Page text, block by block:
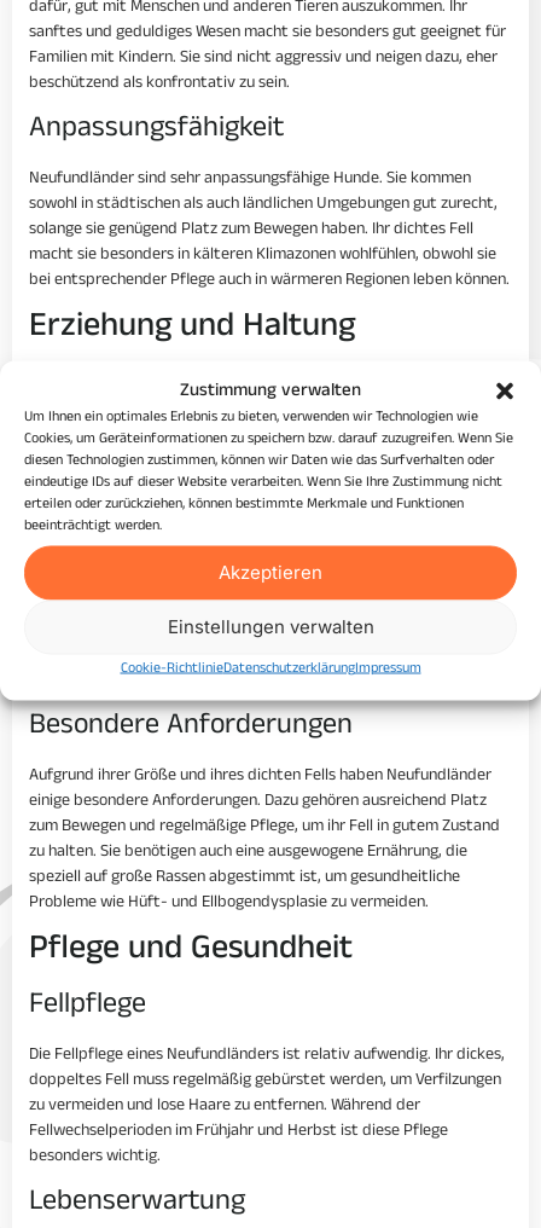
Zustimmung verwalten
Um Ihnen ein optimales Erlebnis zu bieten, verwenden wir Technologien wie
Cookies, um Geräteinformationen zu speichern bzw. darauf zuzugreifen. Wenn Sie
diesen Technologien zustimmen, können wir Daten wie das Surfverhalten oder
eindeutige IDs auf dieser Website verarbeiten. Wenn Sie Ihre Zustimmung nicht
erteilen oder zurückziehen, können bestimmte Merkmale und Funktionen
beeinträchtigt werden.
Akzeptieren
Einstellungen verwalten
Cookie-RichtlinieDatenschutzerklärungImpressum
dafür, gut mit Menschen und anderen Tieren auszukommen. Ihr
sanftes und geduldiges Wesen macht sie besonders gut geeignet für
Familien mit Kindern. Sie sind nicht aggressiv und neigen dazu, eher
beschützend als konfrontativ zu sein.
Anpassungsfähigkeit
Neufundländer sind sehr anpassungsfähige Hunde. Sie kommen
sowohl in städtischen als auch ländlichen Umgebungen gut zurecht,
solange sie genügend Platz zum Bewegen haben. Ihr dichtes Fell
macht sie besonders in kälteren Klimazonen wohlfühlen, obwohl sie
bei entsprechender Pflege auch in wärmeren Regionen leben können.
Erziehung und Haltung
Trainingsbedarf
Der Trainingsbedarf eines Neufundländers ist moderat. Sie sind sehr
lernwillig und reagieren gut auf Bestärkung durch Belohnungen. Es ist
wichtig, das Training früh zu beginnen, um sicherzustellen, dass sie
grundlegende Gehorsamkeitsbefehle beherrschen.
Bewegungsbedarf
Neufundländer benötigen regelmäßige Bewegung, um gesund und
glücklich zu bleiben. Tägliche Spaziergänge und gelegentliches Spielen
genießen sie besonders Aktivitäten in der Nähe von Wasser.
Besondere Anforderungen
Aufgrund ihrer Größe und ihres dichten Fells haben Neufundländer
einige besondere Anforderungen. Dazu gehören ausreichend Platz
zum Bewegen und regelmäßige Pflege, um ihr Fell in gutem Zustand
zu halten. Sie benötigen auch eine ausgewogene Ernährung, die
speziell auf große Rassen abgestimmt ist, um gesundheitliche
Probleme wie Hüft- und Ellbogendysplasie zu vermeiden.
Pflege und Gesundheit
Fellpflege
Die Fellpflege eines Neufundländers ist relativ aufwendig. Ihr dickes,
doppeltes Fell muss regelmäßig gebürstet werden, um Verfilzungen
zu vermeiden und lose Haare zu entfernen. Während der
Fellwechselperioden im Frühjahr und Herbst ist diese Pflege
besonders wichtig.
Lebenserwartung